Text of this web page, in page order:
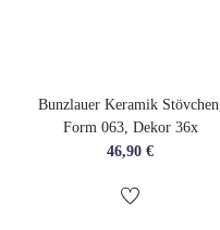
Bunzlauer Keramik Stövchen,
Form 063, Dekor 36x
46,90€